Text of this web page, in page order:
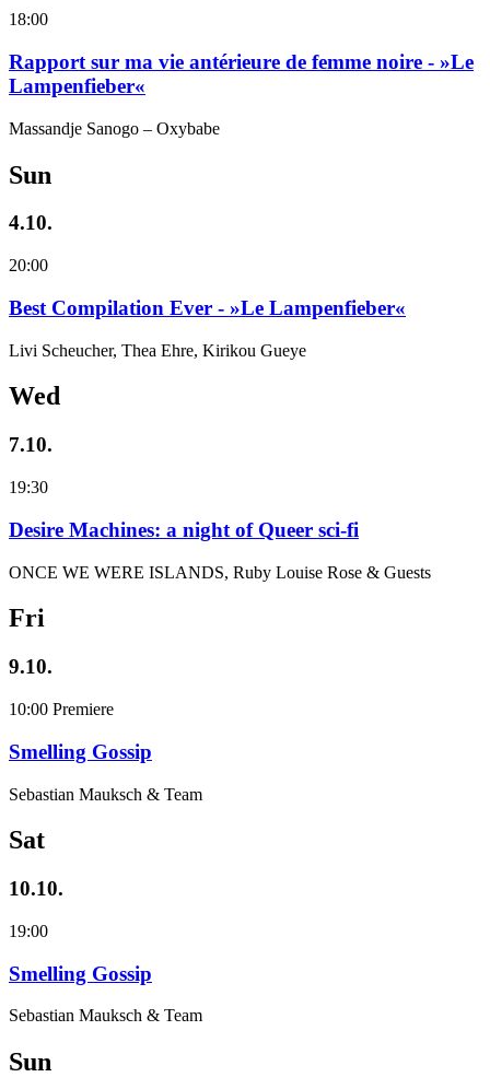
18:00
Rapport sur ma vie antérieure de femme noire - »Le
Lampenfieber«
Massandje Sanogo – Oxybabe
Sun
4.10.
20:00
Best Compilation Ever - »Le Lampenfieber«
Livi Scheucher, Thea Ehre, Kirikou Gueye
Wed
7.10.
19:30
Desire Machines: a night of Queer sci-fi
ONCE WE WERE ISLANDS, Ruby Louise Rose & Guests
Fri
9.10.
10:00 Premiere
Smelling Gossip
Sebastian Mauksch & Team
Sat
10.10.
19:00
Smelling Gossip
Sebastian Mauksch & Team
Sun